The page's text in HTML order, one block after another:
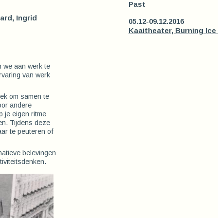
Ingrid
we aan werk te
van werk
om samen te
andere
je eigen ritme
Tijdens deze
te peuteren of
belevingen
Past
05.12-09.12.2016
Kaaitheater, Burning